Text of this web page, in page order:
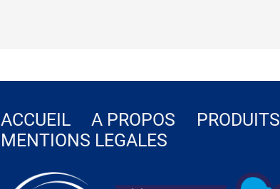
ACCUEIL A PROPOS PRODUITS
MENTIONS LEGALES